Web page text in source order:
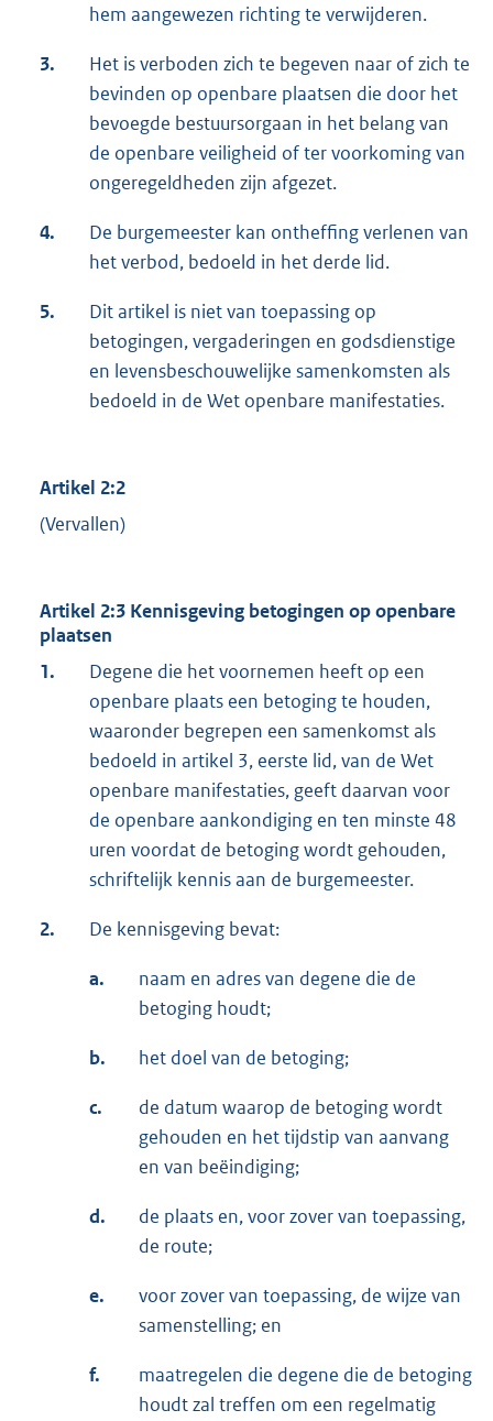
hem aangewezen richting te verwijderen.
3.
Het is verboden zich te begeven naar of zich te
bevinden op openbare plaatsen die door het
bevoegde bestuursorgaan in het belang van
de openbare veiligheid of ter voorkoming van
ongeregeldheden zijn afgezet.
4.
De burgemeester kan ontheffing verlenen van
het verbod, bedoeld in het derde lid.
5.
Dit artikel is niet van toepassing op
betogingen, vergaderingen en godsdienstige
en levensbeschouwelijke samenkomsten als
bedoeld in de Wet openbare manifestaties.
Artikel 2:2
(Vervallen)
Artikel 2:3 Kennisgeving betogingen op openbare
plaatsen
1.
Degene die het voornemen heeft op een
openbare plaats een betoging te houden,
waaronder begrepen een samenkomst als
bedoeld in artikel 3, eerste lid, van de Wet
openbare manifestaties, geeft daarvan voor
de openbare aankondiging en ten minste 48
uren voordat de betoging wordt gehouden,
schriftelijk kennis aan de burgemeester.
2. De kennisgeving bevat:
a.
naam en adres van degene die de
betoging houdt;
b. het doel van de betoging;
c.
de datum waarop de betoging wordt
gehouden en het tijdstip van aanvang
en van beëindiging;
d.
de plaats en, voor zover van toepassing,
de route;
e.
voor zover van toepassing, de wijze van
samenstelling; en
f.
maatregelen die degene die de betoging
houdt zal treffen om een regelmatig